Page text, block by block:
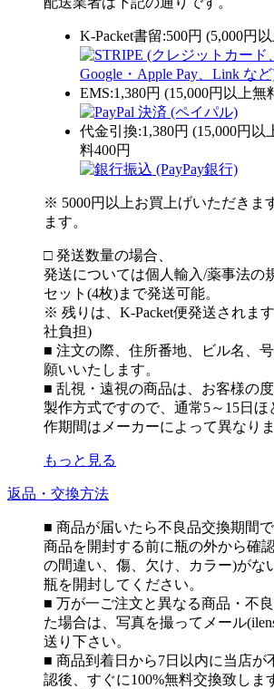
K-Packet書留:500円 (5,000円
EMS:1,380円 (15,000円以上無
代金引換:1,380円 (15,000円以
料400円
※ 5000円以上お買上げいただきま
ます。
□ 発送数量の場合、
発送については個人輸入/薬事法の
セット(4枚)まで発送可能。
※ 残りは、K-Packet便発送されま
社負担)
■ 注文の際、住所番地、ビル名、
願いいたします。
■ 乱視・遠視の商品は、お客様の
製作方式ですので、通常5～15日ほ
作期間はメーカーによって異なり
もっと見る
返品・交換方法
■ 商品が届いたら不良品交換期間
商品を開封する前に瓶の外から確
の間違い、傷、欠け、カラー)がな
瓶を開封してください。
■ 万が一ご注文と異なる商品・不
た場合は、写真を撮ってメール
送り下さい。
■ 商品到着日から7日以内に当店が
認後、すぐに100%無料交換致しま